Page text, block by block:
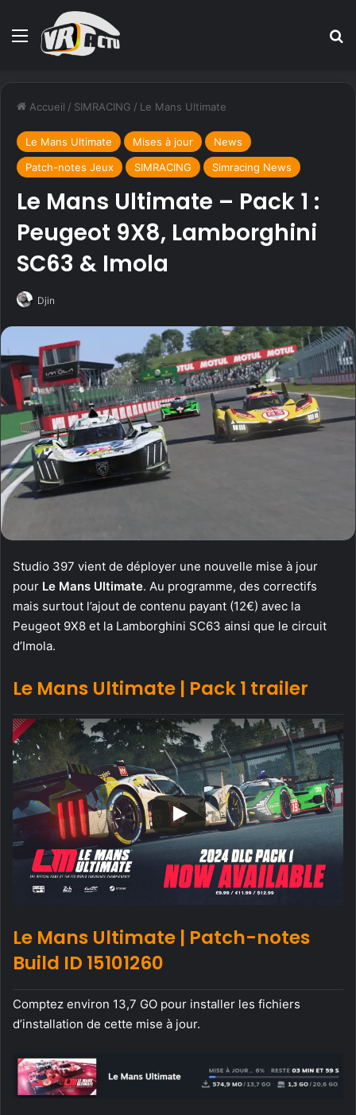
Menu
Accueil / SIMRACING / Le Mans Ultimate
Le Mans Ultimate Mises à jour
News
Patch-notes Jeux
SIMRACING Simracing News
Le Mans Ultimate – Pack 1 :
Peugeot 9X8, Lamborghini
SC63 & Imola
Djin
Studio 397 vient de déployer une nouvelle mise à jour
pour Le Mans Ultimate. Au programme, des correctifs
mais surtout l’ajout de contenu payant (12€) avec la
Peugeot 9X8 et la Lamborghini SC63 ainsi que le circuit
d’Imola.
Le Mans Ultimate | Pack 1 trailer
Le Mans Ultimate | Patch-notes
Build ID 15101260
Comptez environ 13,7 GO pour installer les fichiers
d’installation de cette mise à jour.